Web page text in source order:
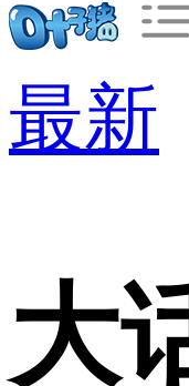
最新
大